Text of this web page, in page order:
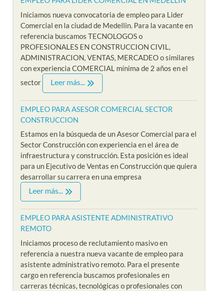
Iniciamos nueva convocatoria de empleo para Lider
Comercial en la ciudad de Medellin. Para la vacante en
referencia buscamos TECNOLOGOS o
PROFESIONALES EN CONSTRUCCION CIVIL,
ADMINISTRACION, VENTAS, MERCADEO o similares
con experiencia COMERCIAL mínima de 2 años en el
sector
Leer más...
EMPLEO PARA ASESOR COMERCIAL SECTOR
CONSTRUCCION
Estamos en la búsqueda de un Asesor Comercial para el
Sector Construcción con experiencia en el área de
infraestructura y construcción. Esta posición es ideal
para un Ejecutivo de Ventas en Construcción que quiera
desarrollar su carrera en una empresa
Leer más...
EMPLEO PARA ASISTENTE ADMINISTRATIVO
REMOTO
Iniciamos proceso de reclutamiento masivo en
referencia a nuestra nueva vacante de empleo para
asistente administrativo remoto. Para el presente
cargo en referencia buscamos profesionales en
carreras técnicas, tecnológicas o profesionales con